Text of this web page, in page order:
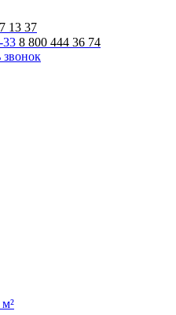
13 37
33 8 800 444 36 74
звонок